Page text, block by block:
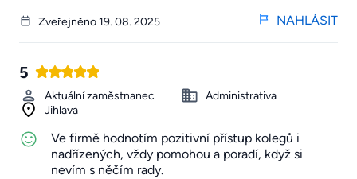
Zveřejněno 19. 08. 2025 NAHLÁSIT
5
Aktuální zaměstnanec
Administrativa
Jihlava
Ve firmě hodnotím pozitivní přístup kolegů i
nadřízených, vždy pomohou a poradí, když si
nevím s něčím rady.